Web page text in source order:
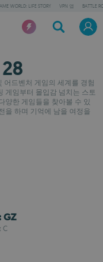
WORLD: LIFE STORY VPN 앱 BATTLE
어드벤처 게임의 세계를 경험
게임부터 몰입감 넘치는 스토
양한 게임들을 찾아볼 수 있
을 하며 기억에 남을 여정을
GZ
C